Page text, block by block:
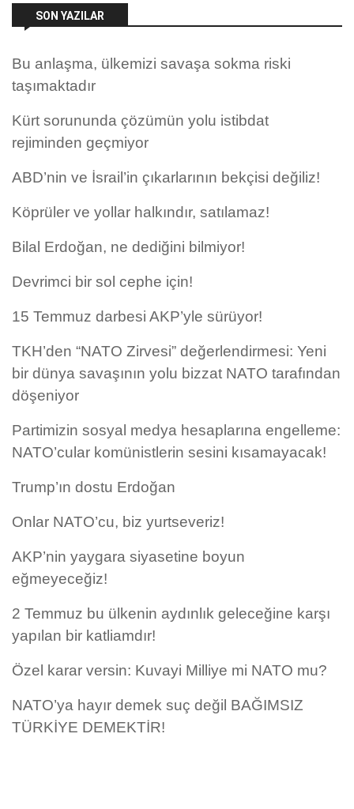
SON YAZILAR
Bu anlaşma, ülkemizi savaşa sokma riski
taşımaktadır
Kürt sorununda çözümün yolu istibdat
rejiminden geçmiyor
ABD’nin ve İsrail’in çıkarlarının bekçisi değiliz!
Köprüler ve yollar halkındır, satılamaz!
Bilal Erdoğan, ne dediğini bilmiyor!
Devrimci bir sol cephe için!
15 Temmuz darbesi AKP’yle sürüyor!
TKH’den “NATO Zirvesi” değerlendirmesi: Yeni
bir dünya savaşının yolu bizzat NATO tarafından
döşeniyor
Partimizin sosyal medya hesaplarına engelleme:
NATO’cular komünistlerin sesini kısamayacak!
Trump’ın dostu Erdoğan
Onlar NATO’cu, biz yurtseveriz!
AKP’nin yaygara siyasetine boyun
eğmeyeceğiz!
2 Temmuz bu ülkenin aydınlık geleceğine karşı
yapılan bir katliamdır!
Özel karar versin: Kuvayi Milliye mi NATO mu?
NATO’ya hayır demek suç değil BAĞIMSIZ
TÜRKİYE DEMEKTİR!